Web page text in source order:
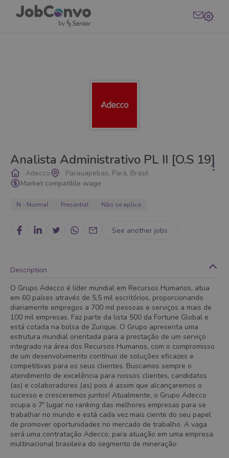
Analista Administrativo PL II [O.S 19]
Adecco
Parauapebas, Pará, Brasil
Market compatible wage
N - Normal Presential Não se aplica
See another jobs
Description
O Grupo Adecco é líder mundial em Recursos Humanos, atua
em 60 países através de 5,5 mil escritórios, proporcionando
diariamente empregos a 700 mil pessoas e serviços a mais de
100 mil empresas. Faz parte da lista 500 da Fortune Global e
está cotada na bolsa de Zurique. O Grupo apresenta uma
estrutura mundial orientada para a prestação de um serviço
integrado na área dos Recursos Humanos, com o compromisso
de um desenvolvimento contínuo de soluções eficazes e
competitivas para os seus clientes. Buscamos sempre o
atendimento de excelência para nossos clientes, candidatos
(as) e colaboradores (as) pois é assim que alcançaremos o
sucesso e cresceremos juntos! Atualmente, o Grupo Adecco
ocupa o 7º lugar no ranking das melhores empresas para se
trabalhar no mundo e está cada vez mais ciente do seu papel
de promover oportunidades no mercado de trabalho. A vaga
será uma contratação Adecco, para atuação em uma empresa
multinacional brasileira do segmento de mineração: